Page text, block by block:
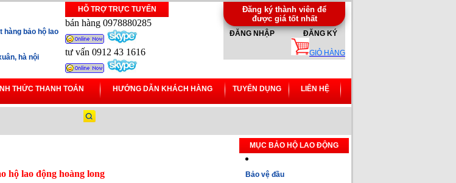
hàng bảo hộ lao
hà nội
HỖ TRỢ TRỰC TUYẾN
bán hàng 0978880285
tư vấn 0912 43 1616
Đăng ký thành viên để
được giá tốt nhất
ĐĂNG NHẬP ĐĂNG KÝ
GIỎ HÀNG
THỨC THANH TOÁN HƯỚNG DẪN KHÁCH HÀNG TUYỂN DỤNG LIÊN HỆ
hộ lao động hoàng long
MỤC BẢO HỘ LAO ĐỘNG
Bảo vệ đầu